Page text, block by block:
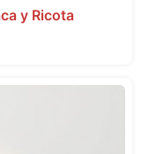
y Ricota